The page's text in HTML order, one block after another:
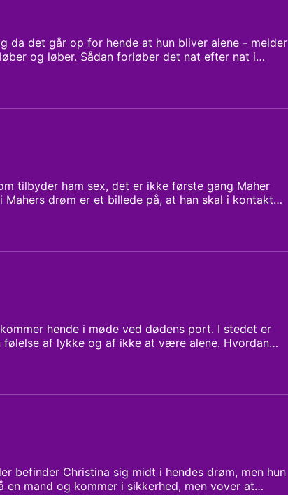
da det går op for hende at hun bliver alene - melder
og løber. Sådan forløber det nat efter nat i
kan du hører i programmet. Dagens vært Michael
tilbyder ham sex, det er ikke første gang Maher
drøm er et billede på, at han skal i kontakt
Pauline Kloster
hende i møde ved dødens port. I stedet er
følelse af lykke og af ikke at være alene. Hvordan
befinder Christina sig midt i hendes drøm, men hun
mand og kommer i sikkerhed, men vover at